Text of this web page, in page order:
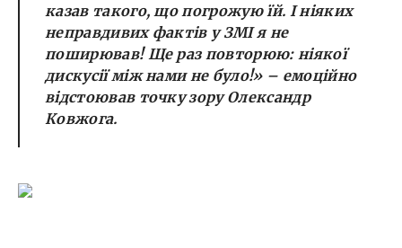
казав такого, що погрожую їй. І ніяких
неправдивих фактів у ЗМІ я не
поширював! Ще раз повторюю: ніякої
дискусії між нами не було!» – емоційно
відстоював точку зору Олександр
Ковжога.